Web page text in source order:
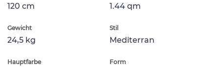
120 cm 1.44 qm
Gewicht
24,5 kg
Stil
Mediterran
Hauptfarbe Form